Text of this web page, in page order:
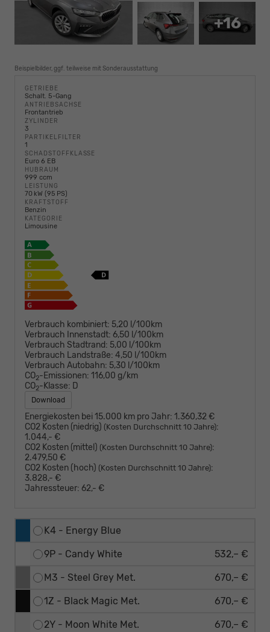
+16
Beispielbilder, ggf. teilweise mit Sonderausstattung
GETRIEBE
Schalt. 5-Gang
ANTRIEBSACHSE
Frontantrieb
ZYLINDER
3
PARTIKELFILTER
1
SCHADSTOFFKLASSE
Euro 6 EB
HUBRAUM
999 ccm
LEISTUNG
70 kW (95 PS)
KRAFTSTOFF
Benzin
KATEGORIE
Limousine
Verbrauch kombiniert: 5,20 l/100km
Verbrauch Innenstadt: 6,50 l/100km
Verbrauch Stadtrand: 5,00 l/100km
Verbrauch Landstraße: 4,50 l/100km
Verbrauch Autobahn: 5,30 l/100km
CO2-Emissionen: 116,00 g/km
CO2-Klasse: D
Download
Energiekosten bei 15.000 km pro Jahr: 1.360,32 €
CO2 Kosten (niedrig) (Kosten Durchschnitt 10 Jahre):
1.044,- €
CO2 Kosten (mittel) (Kosten Durchschnitt 10 Jahre):
2.479,50 €
CO2 Kosten (hoch) (Kosten Durchschnitt 10 Jahre):
3.828,- €
Jahressteuer: 62,- €
K4 - Energy Blue
9P - Candy White 532,– €
M3 - Steel Grey Met. 670,– €
1Z - Black Magic Met. 670,– €
2Y - Moon White Met. 670,– €